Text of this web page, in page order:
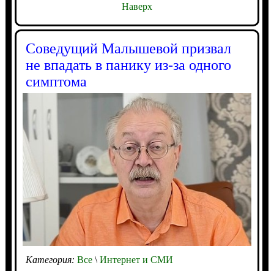
Наверх
Соведущий Малышевой призвал
не впадать в панику из-за одного
симптома
Категория: Все\Интернет и СМИ